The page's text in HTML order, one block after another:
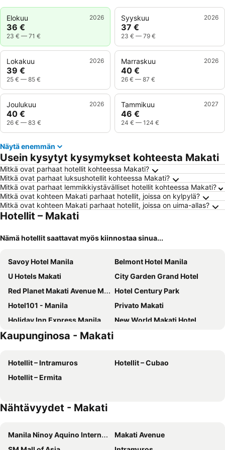
Elokuu 2026
36 €
23 € — 71 €
Syyskuu 2026
37 €
23 € — 79 €
Lokakuu 2026
39 €
25 € — 85 €
Marraskuu 2026
40 €
26 € — 87 €
Joulukuu 2026
40 €
26 € — 83 €
Tammikuu 2027
46 €
24 € — 124 €
Näytä enemmän
Usein kysytyt kysymykset kohteesta Makati
Mitkä ovat parhaat hotellit kohteessa Makati?
Mitkä ovat parhaat luksushotellit kohteessa Makati?
Mitkä ovat parhaat lemmikkiystävälliset hotellit kohteessa Makati?
Mitkä ovat kohteen Makati parhaat hotellit, joissa on kylpylä?
Mitkä ovat kohteen Makati parhaat hotellit, joissa on uima-allas?
Hotellit – Makati
Nämä hotellit saattavat myös kiinnostaa sinua...
Savoy Hotel Manila
Belmont Hotel Manila
U Hotels Makati
City Garden Grand Hotel
Red Planet Makati Avenue Manila
Hotel Century Park
Hotel101 - Manila
Privato Makati
Holiday Inn Express Manila Newport City by IHG
New World Makati Hotel
City Garden Hotel Makati
Seda Bonifacio Global City Manila
Hotel101 - Fort
Selah Garden Hotel Manila
Golden Phoenix Hotel Manila
Astoria Plaza
Tropicana Suites
Kaupunginosa - Makati
Hotellit – Intramuros
Hotellit – Cubao
Hotellit – Ermita
Nähtävyydet - Makati
Manila Ninoy Aquino International Airport
Makati Avenue